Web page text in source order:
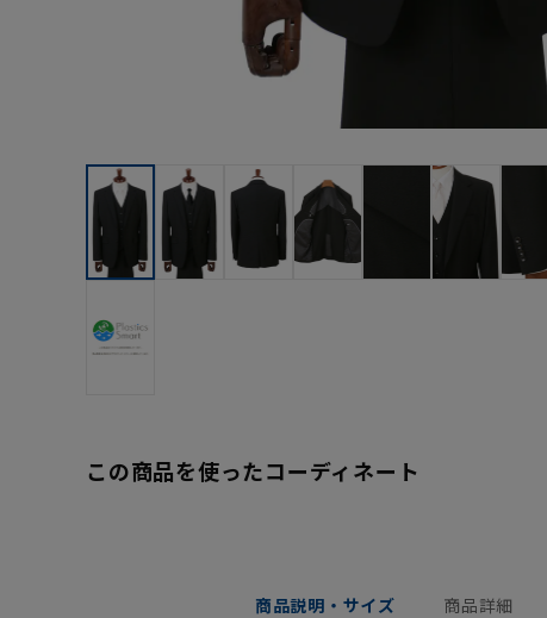
この商品を使ったコーディネート
商品説明・サイズ 商品詳細